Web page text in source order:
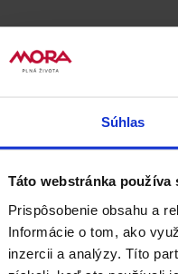
Súhlas
Táto webstránka používa
Prispôsobenie obsahu a
Informácie o tom, ako
inzercii a analýzy. Títo